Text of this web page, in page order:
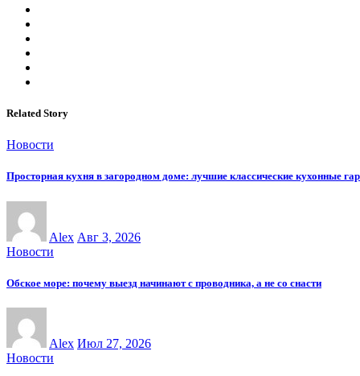
Related Story
Новости
Просторная кухня в загородном доме: лучшие классические кухонные
Alex Авг 3, 2026
Новости
Обское море: почему выезд начинают с проводника, а не со снасти
Alex Июл 27, 2026
Новости